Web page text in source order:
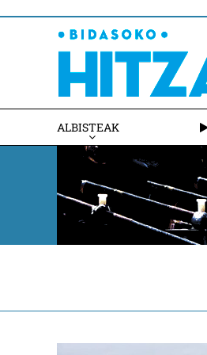
ALBISTEAK